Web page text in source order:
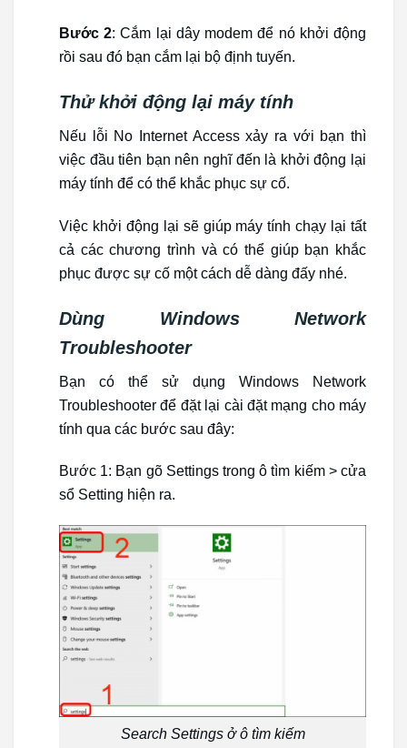
Bước 2: Cắm lại dây modem để nó khởi động
rồi sau đó bạn cắm lại bộ định tuyến.
Thử khởi động lại máy tính
Nếu lỗi No Internet Access xảy ra với bạn thì
việc đầu tiên bạn nên nghĩ đến là khởi động lại
máy tính để có thể khắc phục sự cố.
Việc khởi động lại sẽ giúp máy tính chạy lại tất
cả các chương trình và có thể giúp bạn khắc
phục được sự cố một cách dễ dàng đấy nhé.
Dùng Windows Network
Troubleshooter
Bạn có thể sử dụng Windows Network
Troubleshooter để đặt lại cài đặt mạng cho máy
tính qua các bước sau đây:
Bước 1: Bạn gõ Settings trong ô tìm kiếm > cửa
sổ Setting hiện ra.
Search Settings ở ô tìm kiếm